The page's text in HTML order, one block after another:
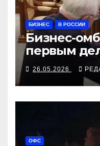
БИЗНЕС В РОССИИ
Бизнес-
первым
ПВО
26.05.2026
ОФС